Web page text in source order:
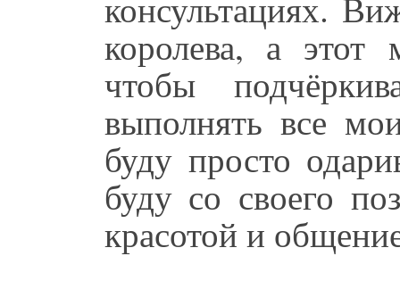
королева, а этот
чтобы
выполнять все
буду просто
буду со своего
красотой и